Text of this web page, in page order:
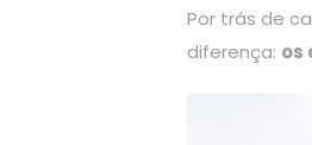
Por trás de
diferença: os